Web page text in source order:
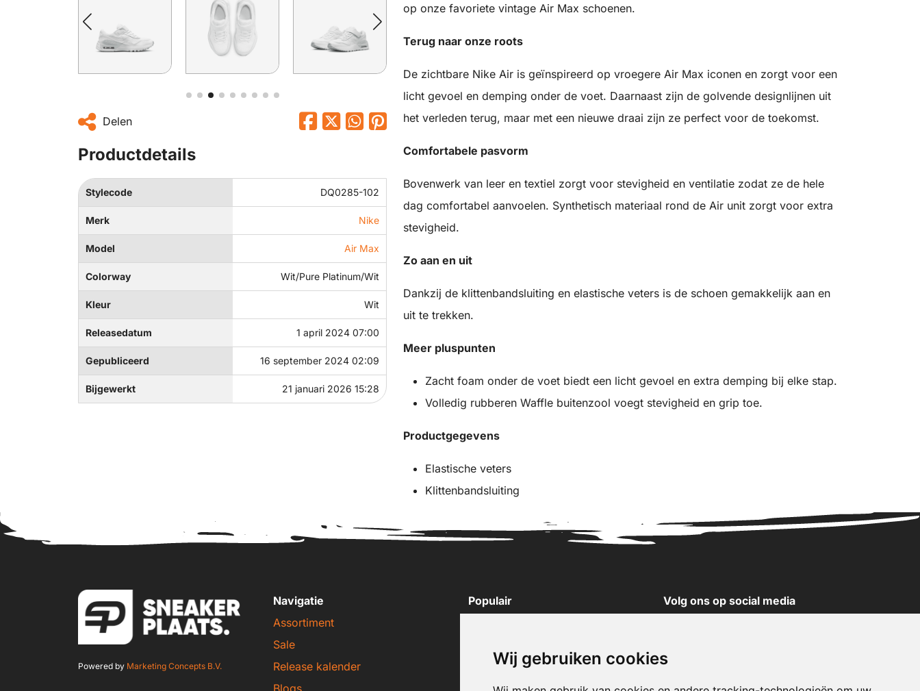
Wij gebruiken cookies
Delen
Productdetails
Stylecode DQ0285-102
Merk Nike
Model Air Max
Colorway Wit/Pure Platinum/Wit
Kleur Wit
Releasedatum 1 april 2024 07:00
Gepubliceerd 16 september 2024 02:09
Bijgewerkt 21 januari 2026 15:28
op onze favoriete vintage Air Max schoenen.
Terug naar onze roots
De zichtbare Nike Air is geïnspireerd op vroegere Air Max iconen en zorgt voor een
licht gevoel en demping onder de voet. Daarnaast zijn de golvende designlijnen uit
het verleden terug, maar met een nieuwe draai zijn ze perfect voor de toekomst.
Comfortabele pasvorm
Bovenwerk van leer en textiel zorgt voor stevigheid en ventilatie zodat ze de hele
dag comfortabel aanvoelen. Synthetisch materiaal rond de Air unit zorgt voor extra
stevigheid.
Zo aan en uit
Dankzij de klittenbandsluiting en elastische veters is de schoen gemakkelijk aan en
uit te trekken.
Meer pluspunten
Zacht foam onder de voet biedt een licht gevoel en extra demping bij elke stap.
Volledig rubberen Waffle buitenzool voegt stevigheid en grip toe.
Productgegevens
Elastische veters
Klittenbandsluiting
Powered by Marketing Concepts B.V.
Navigatie
Assortiment
Sale
Release kalender
Blogs
Populair
New Balance sneakers
Puma sneakers
Volg ons op social media
X